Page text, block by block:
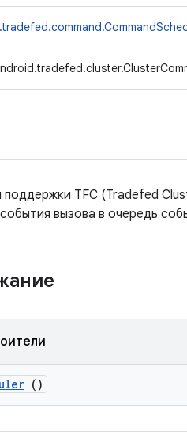
поддержки TFC (Tradefed
вызова в очередь
()